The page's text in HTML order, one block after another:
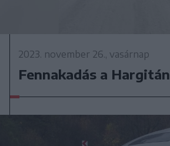
2023. november 26., vasárnap
Fennakadás a Hargitán